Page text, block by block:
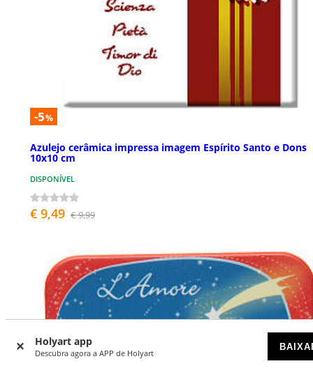
Holyart app
Descubra agora a APP de Holyart
-5%
Azulejo cerâmica impressa imagem Espírito Santo e Dons
10x10 cm
DISPONÍVEL
€ 9,49 € 9,99